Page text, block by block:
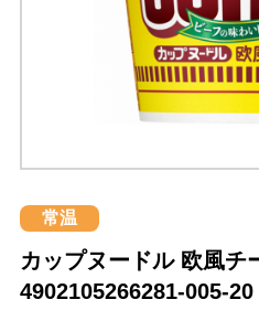
常温
カップヌードル 欧風
4902105266281-005-20